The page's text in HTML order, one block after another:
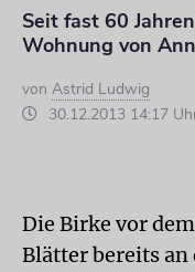
Seit fast 60
Wohnung von
von Astrid Ludwig
30.12.2013 14:17
Die Birke vor
Blätter bereits